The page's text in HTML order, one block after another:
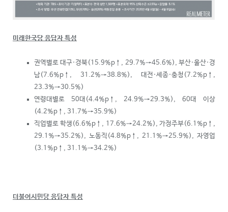
미래한국당 응답자 특성
권역별로 대구·경북(15.9%p ↑ , 29.7%→45.6%), 부산·울산·경
남(7.6%p ↑ , 31.2%→38.8%), 대전·세종·충청(7.2%p ↑ ,
23.3%→30.5%)
연령대별로 50대(4.4%p ↑ , 24.9%→29.3%), 60대 이상
(4.2%p ↑ , 31.7%→35.9%)
직업별로 학생(6.6%p ↑ , 17.6%→24.2%), 가정주부(6.1%p ↑ ,
29.1%→35.2%), 노동직(4.8%p ↑ , 21.1%→25.9%), 자영업
(3.1%p ↑ , 31.1%→34.2%)
더불어시민당 응답자 특성